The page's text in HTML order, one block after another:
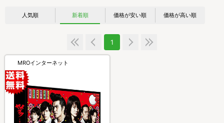
人気順 新着順 価格が安い順 価格が高い順
1
MROインターネット